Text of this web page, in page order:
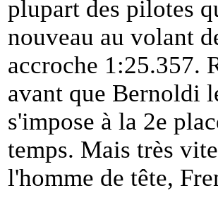
plupart des pilotes
nouveau au volant
accroche 1:25.357.
avant que Bernoldi
s'impose à la 2e
temps. Mais très
l'homme de tête,